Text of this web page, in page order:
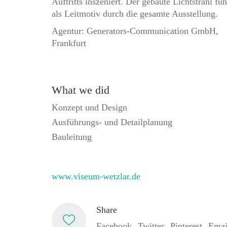
als Leitmotiv durch die gesamte Ausstellung.
Agentur: Generators-Communication GmbH,
Frankfurt
What we did
Konzept und Design
Ausführungs- und Detailplanung
Bauleitung
www.viseum-wetzlar.de
Share